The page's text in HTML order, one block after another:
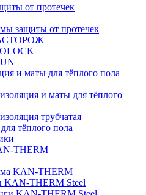
от протечек
защиты от протечек
и маты для тёплого пола
и маты для тёплого
трубчатая
тёплого пола
THERM
KAN-THERM
KAN-THERM Steel